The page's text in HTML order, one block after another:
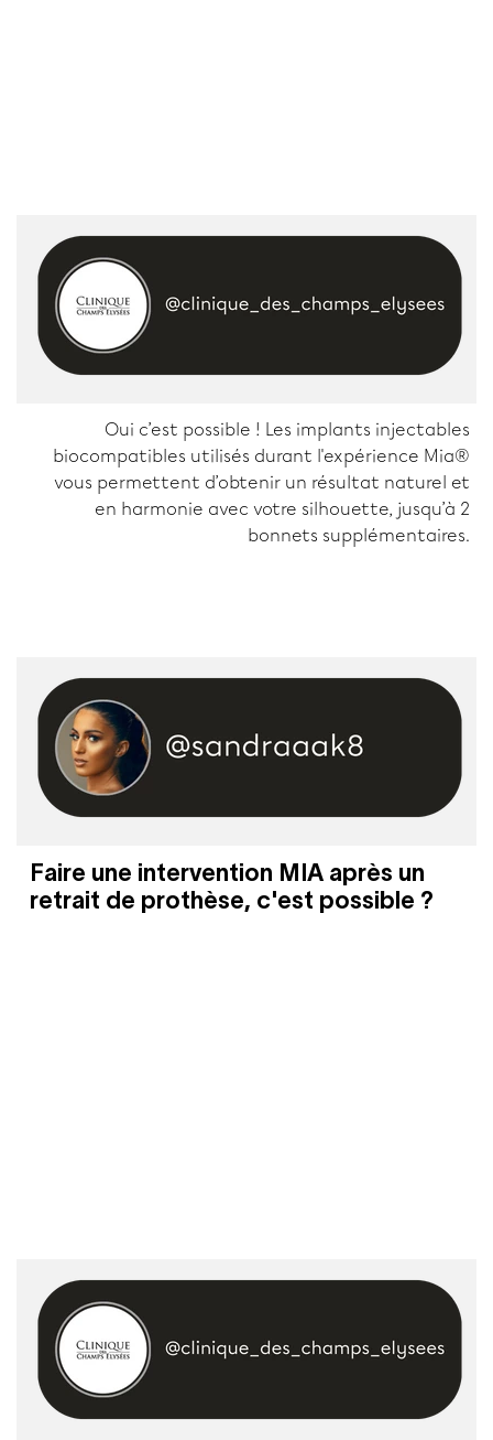
Oui c’est possible ! Les implants injectables
biocompatibles utilisés durant l'expérience Mia®
vous permettent d’obtenir un résultat naturel et
en harmonie avec votre silhouette, jusqu’à 2
bonnets supplémentaires.
Faire une intervention MIA après un
retrait de prothèse, c'est possible ?